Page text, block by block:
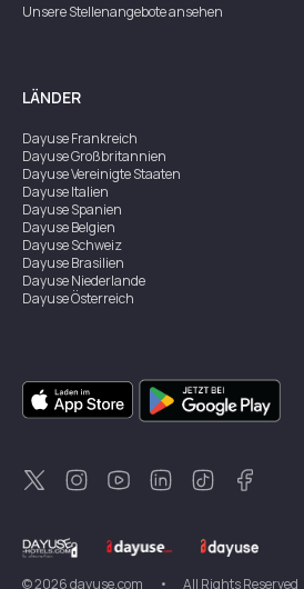
Unsere Stellenangebote ansehen
LÄNDER
DayuseFrankreich
DayuseGroßbritannien
DayuseVereinigte Staaten
DayuseItalien
DayuseSpanien
DayuseBelgien
DayuseSchweiz
DayuseBrasilien
DayuseNiederlande
DayuseÖsterreich
DayuseSingapur
DayuseZweden
DayuseThailand
DayuseNeuseeland
DayuseTürkei
©2026dayuse.com • All Rights Reserved